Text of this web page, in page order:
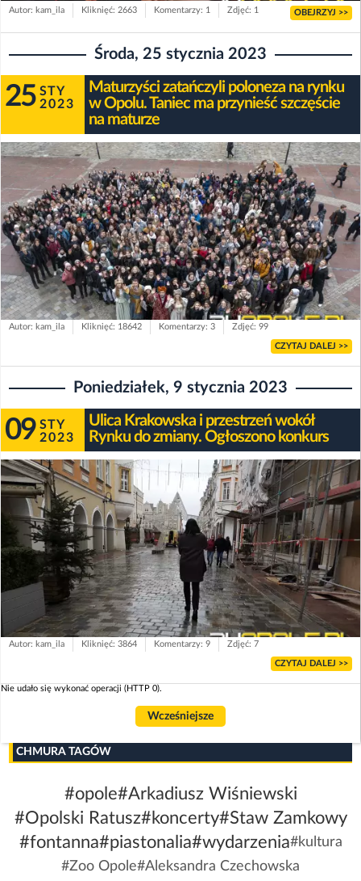
Autor: kam_ila Kliknięć: 2663 Komentarzy: 1 Zdjęć: 1 OBEJRZYJ >>
Środa, 25 stycznia 2023
25 STY
2023
Maturzyści zatańczyli poloneza na rynku
w Opolu. Taniec ma przynieść szczęście
na maturze
Autor: kam_ila Kliknięć: 18642 Komentarzy: 3 Zdjęć: 99
CZYTAJ DALEJ >>
Poniedziałek, 9 stycznia 2023
09 STY
2023
Ulica Krakowska i przestrzeń wokół
Rynku do zmiany. Ogłoszono konkurs
Autor: kam_ila Kliknięć: 3864 Komentarzy: 9 Zdjęć: 7
CZYTAJ DALEJ >>
Nie udało się wykonać operacji (HTTP 0).
Wcześniejsze
CHMURA TAGÓW
#opole#Arkadiusz Wiśniewski
#Opolski Ratusz#koncerty#Staw Zamkowy
#fontanna#piastonalia#wydarzenia#kultura
#Zoo Opole#Aleksandra Czechowska